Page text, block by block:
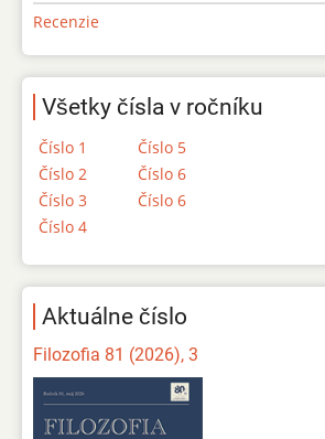
Recenzie
Všetky čísla v ročníku
Číslo 1
Číslo 2
Číslo 3
Číslo 4
Číslo 5
Číslo 6
Číslo 6
Aktuálne číslo
Filozofia 81 (2026), 3